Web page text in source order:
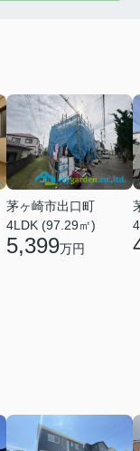
茅ヶ崎市出口町
4LDK (97.29㎡)
5,399万円